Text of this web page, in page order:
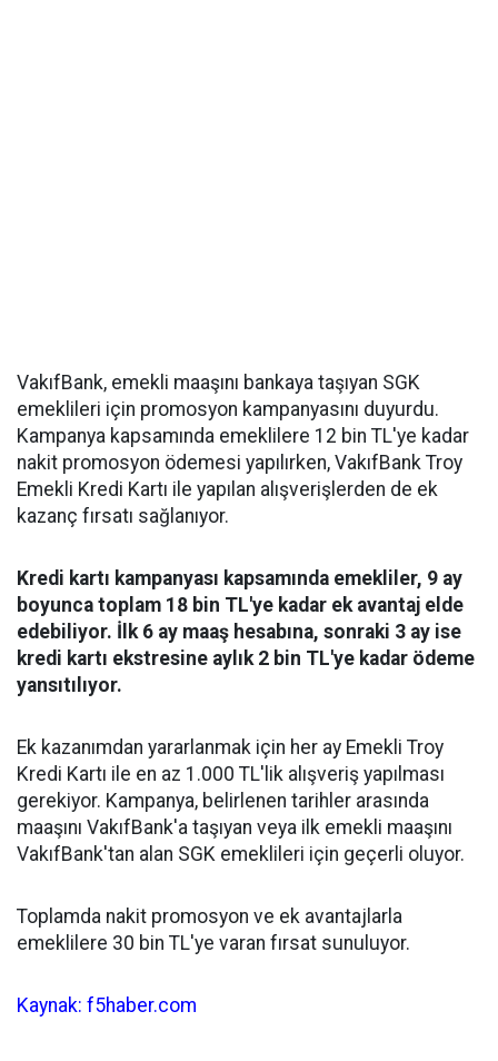
VakıfBank, emekli maaşını bankaya taşıyan SGK
emeklileri için promosyon kampanyasını duyurdu.
Kampanya kapsamında emeklilere 12 bin TL'ye kadar
nakit promosyon ödemesi yapılırken, VakıfBank Troy
Emekli Kredi Kartı ile yapılan alışverişlerden de ek
kazanç fırsatı sağlanıyor.
Kredi kartı kampanyası kapsamında emekliler, 9 ay
boyunca toplam 18 bin TL'ye kadar ek avantaj elde
edebiliyor. İlk 6 ay maaş hesabına, sonraki 3 ay ise
kredi kartı ekstresine aylık 2 bin TL'ye kadar ödeme
yansıtılıyor.
Ek kazanımdan yararlanmak için her ay Emekli Troy
Kredi Kartı ile en az 1.000 TL'lik alışveriş yapılması
gerekiyor. Kampanya, belirlenen tarihler arasında
maaşını VakıfBank'a taşıyan veya ilk emekli maaşını
VakıfBank'tan alan SGK emeklileri için geçerli oluyor.
Toplamda nakit promosyon ve ek avantajlarla
emeklilere 30 bin TL'ye varan fırsat sunuluyor.
Kaynak: f5haber.com